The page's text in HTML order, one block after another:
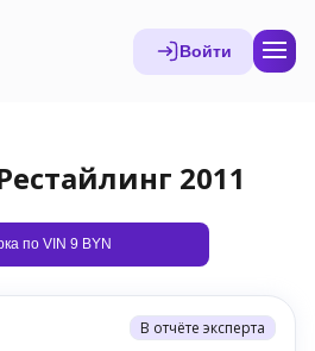
Войти
2011
по VIN 9 BYN
В отчёте эксперта